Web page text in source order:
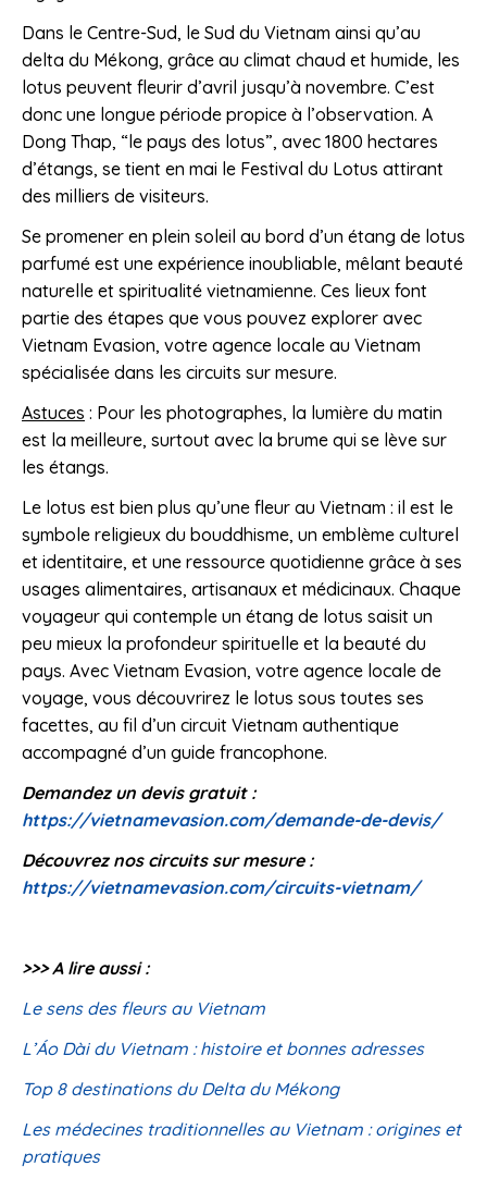
Dans le Centre-Sud, le Sud du Vietnam ainsi qu’au
delta du Mékong, grâce au climat chaud et humide, les
lotus peuvent fleurir d’avril jusqu’à novembre. C’est
donc une longue période propice à l’observation. A
Dong Thap, “le pays des lotus”, avec 1800 hectares
d’étangs, se tient en mai le Festival du Lotus attirant
des milliers de visiteurs.
Se promener en plein soleil au bord d’un étang de lotus
parfumé est une expérience inoubliable, mêlant beauté
naturelle et spiritualité vietnamienne. Ces lieux font
partie des étapes que vous pouvez explorer avec
Vietnam Evasion, votre agence locale au Vietnam
spécialisée dans les circuits sur mesure.
Astuces : Pour les photographes, la lumière du matin
est la meilleure, surtout avec la brume qui se lève sur
les étangs.
Le lotus est bien plus qu’une fleur au Vietnam : il est le
symbole religieux du bouddhisme, un emblème culturel
et identitaire, et une ressource quotidienne grâce à ses
usages alimentaires, artisanaux et médicinaux. Chaque
voyageur qui contemple un étang de lotus saisit un
peu mieux la profondeur spirituelle et la beauté du
pays. Avec Vietnam Evasion, votre agence locale de
voyage, vous découvrirez le lotus sous toutes ses
facettes, au fil d’un circuit Vietnam authentique
accompagné d’un guide francophone.
Demandez un devis gratuit :
https://vietnamevasion.com/demande-de-devis/
Découvrez nos circuits sur mesure :
https://vietnamevasion.com/circuits-vietnam/
>>> A lire aussi :
Le sens des fleurs au Vietnam
L’Áo Dài du Vietnam : histoire et bonnes adresses
Top 8 destinations du Delta du Mékong
Les médecines traditionnelles au Vietnam : origines et
pratiques